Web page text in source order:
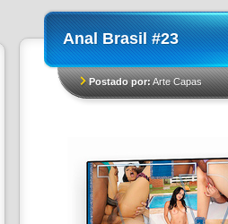
Anal Brasil #23
Postado por:Arte Capas